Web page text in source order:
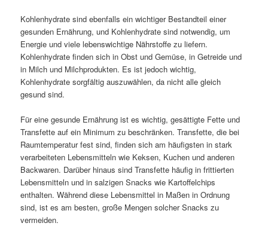
Kohlenhydrate sind ebenfalls ein wichtiger Bestandteil einer
gesunden Ernährung, und Kohlenhydrate sind notwendig, um
Energie und viele lebenswichtige Nährstoffe zu liefern.
Kohlenhydrate finden sich in Obst und Gemüse, in Getreide und
in Milch und Milchprodukten. Es ist jedoch wichtig,
Kohlenhydrate sorgfältig auszuwählen, da nicht alle gleich
gesund sind.
Für eine gesunde Ernährung ist es wichtig, gesättigte Fette und
Transfette auf ein Minimum zu beschränken. Transfette, die bei
Raumtemperatur fest sind, finden sich am häufigsten in stark
verarbeiteten Lebensmitteln wie Keksen, Kuchen und anderen
Backwaren. Darüber hinaus sind Transfette häufig in frittierten
Lebensmitteln und in salzigen Snacks wie Kartoffelchips
enthalten. Während diese Lebensmittel in Maßen in Ordnung
sind, ist es am besten, große Mengen solcher Snacks zu
vermeiden.